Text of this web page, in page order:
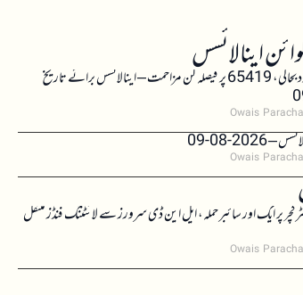
اینالائسسبٹ کوائن کی محدود بحالی، 65419 پر فیصلہ کن مزاحمت – اینالائسس برائے تاریخ
Owais Paracha
2026-08-09
Owais Paracha
پر ایک اور سائبر حملہ، ایل این ڈی سرورز سے لائٹننگ فنڈز منتقل
Owais Paracha